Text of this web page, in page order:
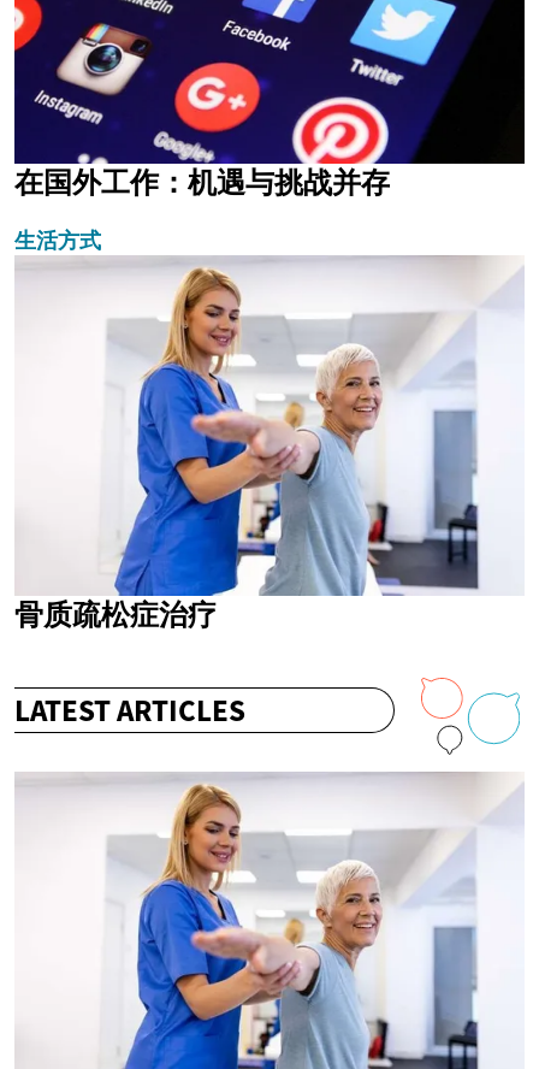
在国外工作：机遇与挑战并存
生活方式
骨质疏松症治疗
LATEST ARTICLES